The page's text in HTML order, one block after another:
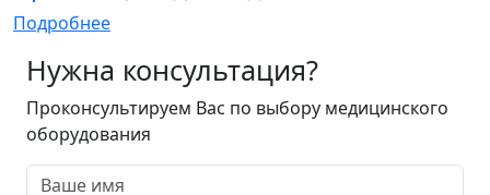
Подробнее
Нужна консультация?
Проконсультируем Вас по выбору медицинского
оборудования